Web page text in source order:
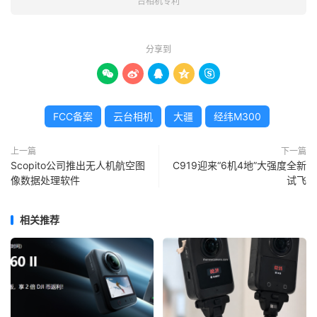
分享到
    
FCC备案 云台相机 大疆 经纬M300
上一篇
Scopito公司推出无人机航空图
像数据处理软件
下一篇
C919迎来“6机4地”大强度全新
试飞
相关推荐